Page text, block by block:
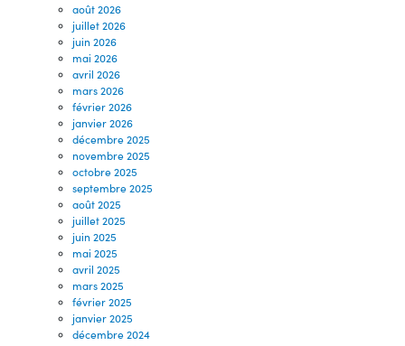
août 2026
juillet 2026
juin 2026
mai 2026
avril 2026
mars 2026
février 2026
janvier 2026
décembre 2025
novembre 2025
octobre 2025
septembre 2025
août 2025
juillet 2025
juin 2025
mai 2025
avril 2025
mars 2025
février 2025
janvier 2025
décembre 2024